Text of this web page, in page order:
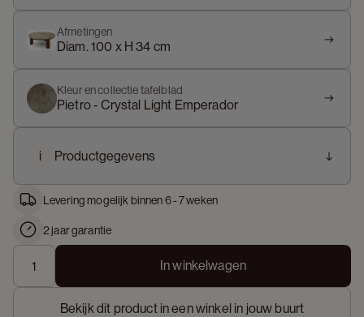
Afmetingen
Diam. 100 x H 34 cm
Kleur en collectie tafelblad
Pietro - Crystal Light Emperador
i Productgegevens
Levering mogelijk binnen 6 - 7 weken
2 jaar garantie
In winkelwagen
Bekijk dit product in een winkel in jouw buurt